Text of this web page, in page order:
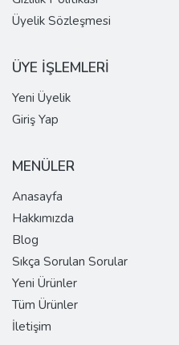
Üyelik Sözleşmesi
ÜYE İŞLEMLERİ
Yeni Üyelik
Giriş Yap
MENÜLER
Anasayfa
Hakkımızda
Blog
Sıkça Sorulan Sorular
Yeni Ürünler
Tüm Ürünler
İletişim